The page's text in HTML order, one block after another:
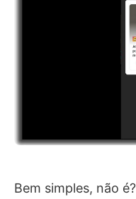
Bem simples, não